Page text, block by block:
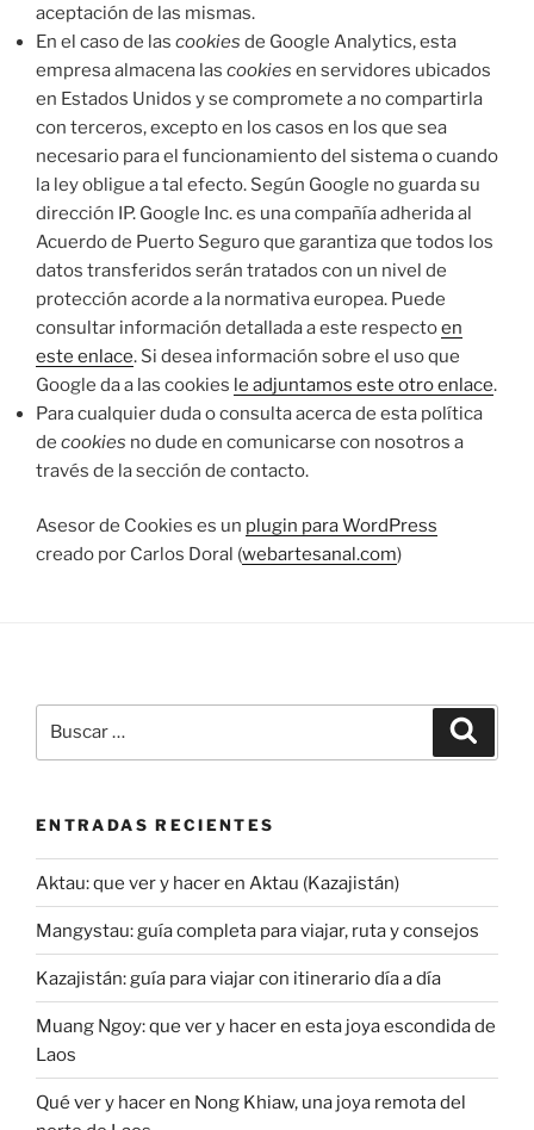
aceptación de las mismas.
En el caso de las cookies de Google Analytics, esta
empresa almacena las cookies en servidores ubicados
en Estados Unidos y se compromete a no compartirla
con terceros, excepto en los casos en los que sea
necesario para el funcionamiento del sistema o cuando
la ley obligue a tal efecto. Según Google no guarda su
dirección IP. Google Inc. es una compañía adherida al
Acuerdo de Puerto Seguro que garantiza que todos los
datos transferidos serán tratados con un nivel de
protección acorde a la normativa europea. Puede
consultar información detallada a este respectoen
este enlace. Si desea información sobre el uso que
Google da a las cookies le adjuntamos este otro enlace.
Para cualquier duda o consulta acerca de esta política
de cookies no dude en comunicarse con nosotros a
través de la sección de contacto.
Asesor de Cookies es un plugin para WordPress
creado por Carlos Doral (webartesanal.com)
por:
ENTRADAS RECIENTES
Aktau: que ver y hacer en Aktau (Kazajistán)
Mangystau: guía completa para viajar, ruta y consejos
Kazajistán: guía para viajar con itinerario día a día
Muang Ngoy: que ver y hacer en esta joya escondida de
Laos
Qué ver y hacer en Nong Khiaw, una joya remota del